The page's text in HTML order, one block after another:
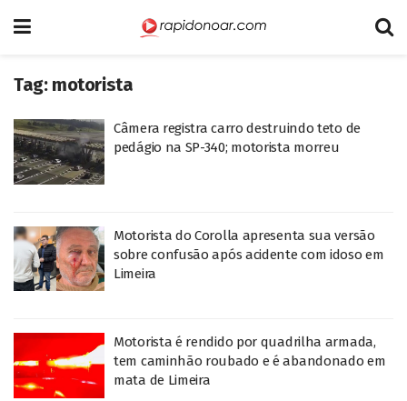
Tag: motorista
Câmera registra carro destruindo teto de
pedágio na SP-340; motorista morreu
Motorista do Corolla apresenta sua versão
sobre confusão após acidente com idoso em
Limeira
Motorista é rendido por quadrilha armada,
tem caminhão roubado e é abandonado em
mata de Limeira